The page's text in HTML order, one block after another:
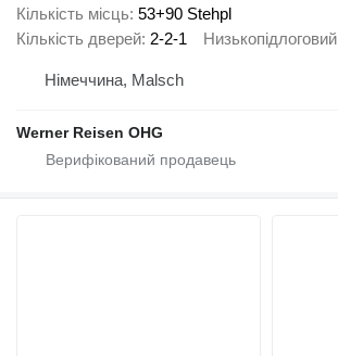
Кількість місць 53+90 Stehpl
Кількість дверей 2-2-1 Низькопідлоговий
Німеччина, Malsch
Werner Reisen OHG